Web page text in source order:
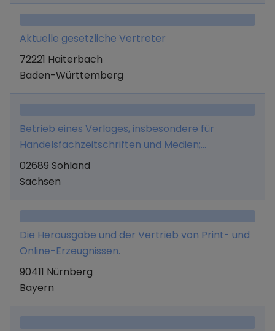
Aufbauten von der Firma Josef Stollenwerk
erwerben und die entsprechenden
Verbindlichkeit übernehmen. Sofern die Aktiva
die Passiva übersteigen, wird der Kaufpreis aus
künftigen Gewinnen bezahlt.
Aktuelle gesetzliche Vertreter
72221 Haiterbach
Baden-Württemberg
Betrieb eines Verlages, insbesondere für
Handelsfachzeitschriften und Medien;
Fachmedien: KEYSALE (Fachmagazin für
Führungskräfte und Einkäufer in
Warenhäusern und Apotheken); KEYSALE INSIDER
(Jahrbuch des deutschen Drogeriemarkt-,
Parfümerie, Kauf- & Warenhäuser- und
Apotheken-Sektors); KEYSALE KABINE
(Fachmagazin für Beauty-Professionals - rund
um die Kosmetikkabine);
02689 Sohland
Sachsen
Die Herausgabe und der Vertrieb von Print- und
Online-Erzeugnissen.
90411 Nürnberg
Bayern